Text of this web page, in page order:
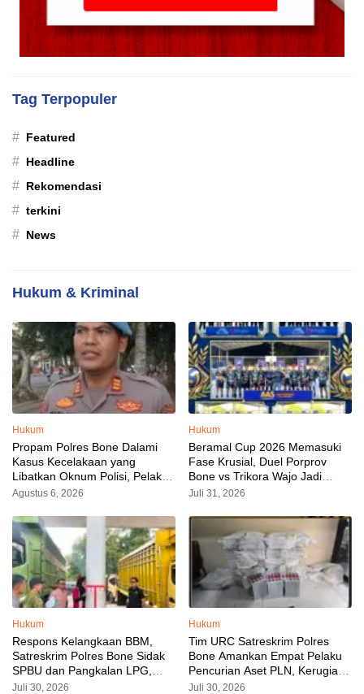
Tag Terpopuler
# Featured
# Headline
# Rekomendasi
# terkini
# News
Hukum & Kriminal
Hukum
Propam Polres Bone Dalami
Kasus Kecelakaan yang
Libatkan Oknum Polisi, Pelaku
Sudah Diamankan
Agustus 6, 2026
Hukum
Beramal Cup 2026 Memasuki
Fase Krusial, Duel Porprov
Bone vs Trikora Wajo Jadi
Sorotan Malam Ini
Juli 31, 2026
Hukum
Respons Kelangkaan BBM,
Satreskrim Polres Bone Sidak
SPBU dan Pangkalan LPG,
AKP Alvin Aji Imbau Pengelola
Juli 30, 2026
Hukum
Tim URC Satreskrim Polres
Bone Amankan Empat Pelaku
Pencurian Aset PLN, Kerugian
Ditaksir Capai Rp 3 Milyar
Juli 30, 2026